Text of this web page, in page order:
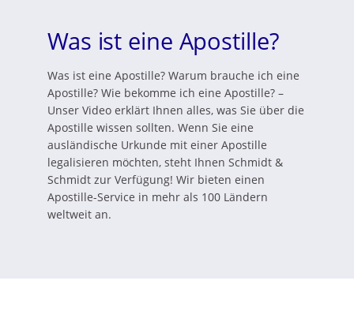
Was ist eine Apostille?
Was ist eine Apostille? Warum brauche ich eine
Apostille? Wie bekomme ich eine Apostille? –
Unser Video erklärt Ihnen alles, was Sie über die
Apostille wissen sollten. Wenn Sie eine
ausländische Urkunde mit einer Apostille
legalisieren möchten, steht Ihnen Schmidt &
Schmidt zur Verfügung! Wir bieten einen
Apostille-Service in mehr als 100 Ländern
weltweit an.